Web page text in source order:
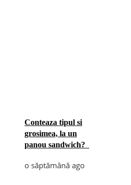
Conteaza tipul si
grosimea, la un
panou sandwich?
o săptămână ago